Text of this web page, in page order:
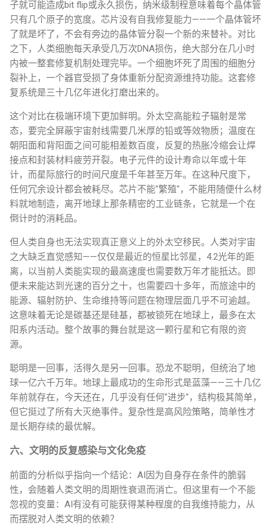
子就可能造成bit flip或永久损伤，纳米级制程意味着每个晶体管
只有几个原子的宽度。芯片没有自我修复能力——一个晶体管坏
了就是坏了，不会有旁边的晶体管分裂一个新的来替补。对比
之下，人类细胞每天承受几万次DNA损伤，绝大部分在几小时
内被一整套修复机制处理完毕。一个细胞坏死了周围的细胞分
裂补上，一个器官受损了身体重新分配资源维持功能。这套修
复系统是三十几亿年进化打磨出来的。
这个对比在极端环境下更加鲜明。外太空高能粒子辐射是常
态，要完全屏蔽宇宙射线需要几米厚的铅或等效物质；温度在
朝阳面和背阳面之间可能相差数百度，反复的热胀冷缩会让焊
接点和封装材料疲劳开裂。电子元件的设计寿命以年或十年
计，而星际旅行的时间尺度是千年甚至万年。在这种尺度下，
任何冗余设计都会被耗尽。芯片不能"繁殖"，不能用随便什么材
料就地制造，离开地球上那条精密的工业链条，它就是一个在
倒计时的消耗品。
但人类自身也无法实现真正意义上的外太空移民。人类对宇宙
之大缺乏直觉感知——仅仅是最近的恒星比邻星，4.2光年的距
离，以当前人类能实现的最高速度也需要数万年才能抵达。即
便未来能达到光速的百分之十，也需要四十多年，而旅途中的
能源、辐射防护、生命维持等问题在物理层面几乎不可逾越。
这意味着无论是碳基还是硅基，都被锁死在地球上，最多在太
阳系内活动。整个故事的舞台就是这一颗行星和它有限的资
源。
聪明是一回事，活得久是另一回事。恐龙不聪明，但统治了地
球一亿六千万年。地球上最成功的生命形式是蓝藻——三十几亿
年前就存在，今天还在，几乎没有任何"进步"，结构极其简单，
但它挺过了所有大灭绝事件。复杂性是高风险策略，简单性才
是长期存续的最优解。
六、文明的反复感染与文化免疫
前面的分析似乎指向一个结论：AI因为自身存在条件的脆弱
性，会随着人类文明的周期性衰退而消亡。但这里有一个不能
忽视的变量：AI有没有可能获得某种程度的自我维持能力，从
而摆脱对人类文明的依赖？